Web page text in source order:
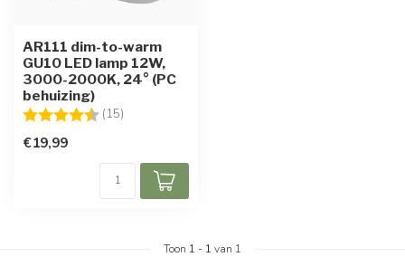
AR111 dim-to-warm
GU10 LED lamp 12W,
3000-2000K, 24° (PC
behuizing)
Beoordeling: (15)
€19,99
Toon 1 - 1 van 1